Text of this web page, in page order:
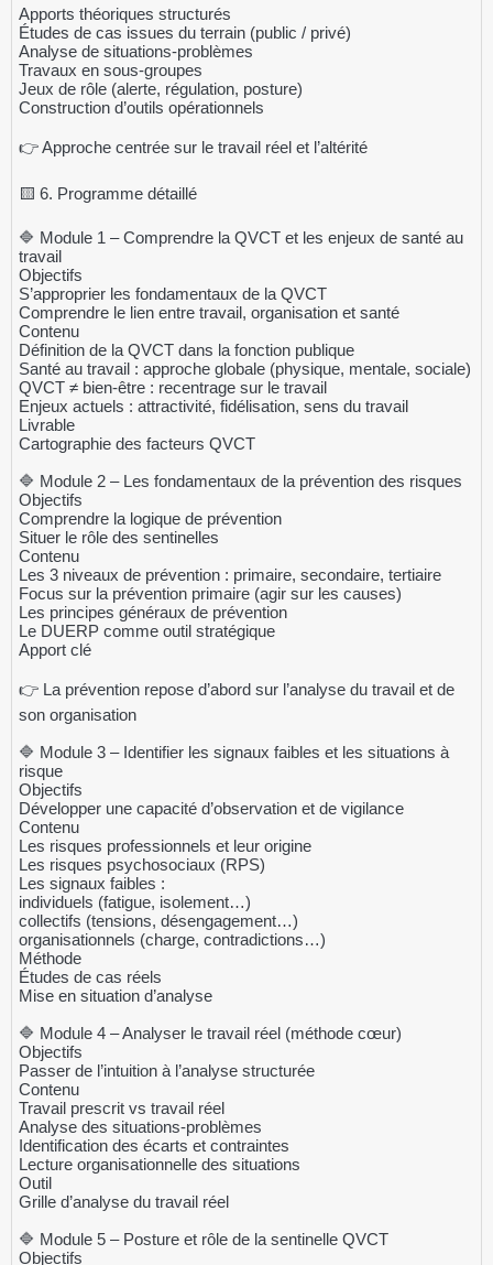
Apports théoriques structurés
Études de cas issues du terrain (public / privé)
Analyse de situations-problèmes
Travaux en sous-groupes
Jeux de rôle (alerte, régulation, posture)
Construction d’outils opérationnels
👉 Approche centrée sur le travail réel et l’altérité
🟨 6. Programme détaillé
🔷 Module 1 – Comprendre la QVCT et les enjeux de santé au
travail
Objectifs
S’approprier les fondamentaux de la QVCT
Comprendre le lien entre travail, organisation et santé
Contenu
Définition de la QVCT dans la fonction publique
Santé au travail : approche globale (physique, mentale, sociale)
QVCT ≠ bien-être : recentrage sur le travail
Enjeux actuels : attractivité, fidélisation, sens du travail
Livrable
Cartographie des facteurs QVCT
🔷 Module 2 – Les fondamentaux de la prévention des risques
Objectifs
Comprendre la logique de prévention
Situer le rôle des sentinelles
Contenu
Les 3 niveaux de prévention : primaire, secondaire, tertiaire
Focus sur la prévention primaire (agir sur les causes)
Les principes généraux de prévention
Le DUERP comme outil stratégique
Apport clé
👉 La prévention repose d’abord sur l’analyse du travail et de
son organisation
🔷 Module 3 – Identifier les signaux faibles et les situations à
risque
Objectifs
Développer une capacité d’observation et de vigilance
Contenu
Les risques professionnels et leur origine
Les risques psychosociaux (RPS)
Les signaux faibles :
individuels (fatigue, isolement…)
collectifs (tensions, désengagement…)
organisationnels (charge, contradictions…)
Méthode
Études de cas réels
Mise en situation d’analyse
🔷 Module 4 – Analyser le travail réel (méthode cœur)
Objectifs
Passer de l’intuition à l’analyse structurée
Contenu
Travail prescrit vs travail réel
Analyse des situations-problèmes
Identification des écarts et contraintes
Lecture organisationnelle des situations
Outil
Grille d’analyse du travail réel
🔷 Module 5 – Posture et rôle de la sentinelle QVCT
Objectifs